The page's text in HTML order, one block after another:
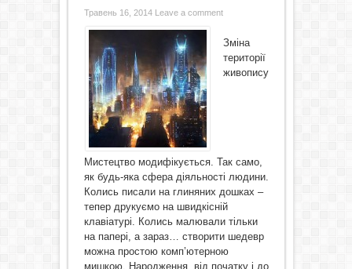
Травень 16, 2014 Leave a comment
Зміна
території
живопису
Мистецтво модифікується. Так само,
як будь-яка сфера діяльності людини.
Колись писали на глиняних дошках –
тепер друкуємо на швидкісній
клавіатурі. Колись малювали тільки
на папері, а зараз… створити шедевр
можна простою комп’ютерною
мишкою. Народження від початку і до